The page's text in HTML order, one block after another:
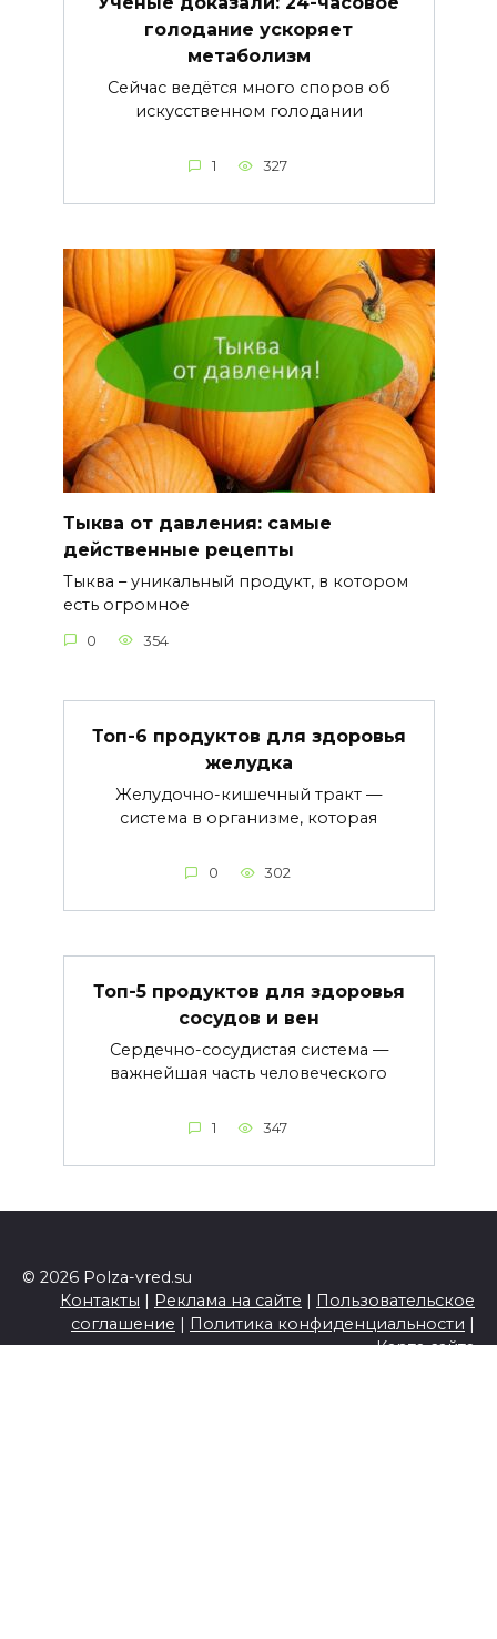
голодание ускоряет
метаболизм
Сейчас ведётся много споров об
искусственном голодании
1 327
Тыква от давления: самые
действенные рецепты
Тыква – уникальный продукт, в котором
есть огромное
0 354
Топ-6 продуктов для здоровья
желудка
Желудочно-кишечный тракт —
система в организме, которая
0 302
Топ-5 продуктов для здоровья
сосудов и вен
Сердечно-сосудистая система —
важнейшая часть человеческого
1 347
© 2026 Polza-vred.su
Контакты | Реклама на сайте | Пользовательское
соглашение | Политика конфиденциальности |
Карта сайта